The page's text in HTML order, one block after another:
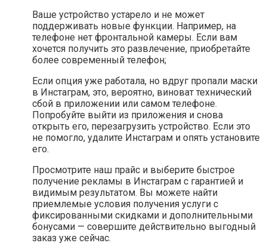
Ваше устройство устарело и не может
поддерживать новые функции. Например, на
телефоне нет фронтальной камеры. Если вам
хочется получить это развлечение, приобретайте
более современный телефон;
Если опция уже работала, но вдруг пропали маски
в Инстаграм, это, вероятно, виноват технический
сбой в приложении или самом телефоне.
Попробуйте выйти из приложения и снова
открыть его, перезагрузить устройство. Если это
не помогло, удалите Инстаграм и опять установите
его.
Просмотрите наш прайс и выберите быстрое
получение рекламы в Инстаграм с гарантией и
видимым результатом. Вы можете найти
приемлемые условия получения услуги с
фиксированными скидками и дополнительными
бонусами — совершите действительно выгодный
заказ уже сейчас.